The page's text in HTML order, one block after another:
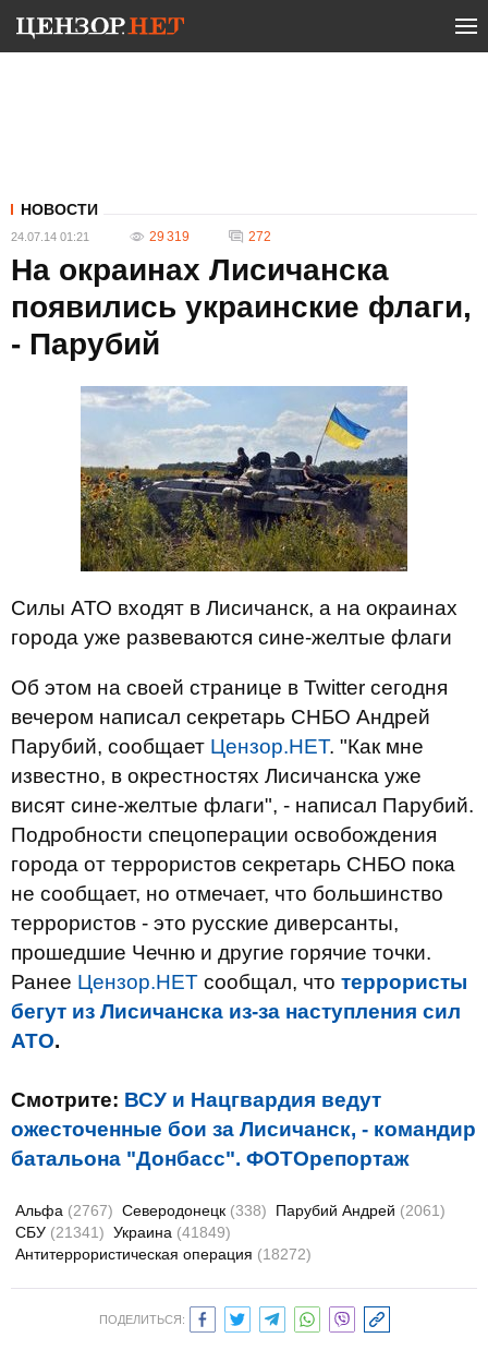
НОВОСТИ
24.07.14 01:21 29 319 272
На окраинах Лисичанска
появились украинские флаги,
- Парубий
Силы АТО входят в Лисичанск, а на окраинах
города уже развеваются сине-желтые флаги
Об этом на своей странице в Twitter сегодня
вечером написал секретарь СНБО Андрей
Парубий, сообщает Цензор.НЕТ. "Как мне
известно, в окрестностях Лисичанска уже
висят сине-желтые флаги", - написал Парубий.
Подробности спецоперации освобождения
города от террористов секретарь СНБО пока
не сообщает, но отмечает, что большинство
террористов - это русские диверсанты,
прошедшие Чечню и другие горячие точки.
Ранее Цензор.НЕТ сообщал, что террористы
бегут из Лисичанска из-за наступления сил
АТО.
Смотрите: ВСУ и Нацгвардия ведут
ожесточенные бои за Лисичанск, - командир
батальона "Донбасс". ФОТОрепортаж
Альфа (2767) Северодонецк (338) Парубий Андрей (2061)
СБУ (21341) Украина (41849)
Антитеррористическая операция (18272)
ПОДЕЛИТЬСЯ: